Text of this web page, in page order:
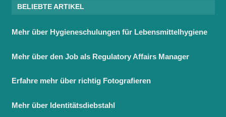
BELIEBTE ARTIKEL
Mehr über Hygieneschulungen für Lebensmittelhygiene
Mehr über den Job als Regulatory Affairs Manager
Erfahre mehr über richtig Fotografieren
Mehr über Identitätsdiebstahl